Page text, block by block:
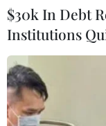
$30k In Debt
Institutions